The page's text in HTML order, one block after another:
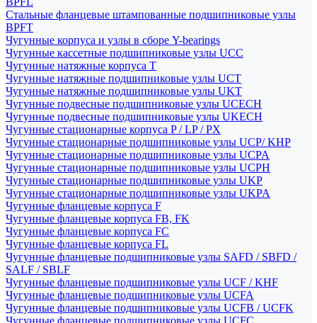
Стальные фланцевые штампованные подшипниковые узлы
BPFT
Чугунные корпуса и узлы в сборе Y-bearings
Чугунные кассетные подшипниковые узлы UCC
Чугунные натяжные корпуса T
Чугунные натяжные подшипниковые узлы UCT
Чугунные натяжные подшипниковые узлы UKT
Чугунные подвесные подшипниковые узлы UCECH
Чугунные подвесные подшипниковые узлы UKECH
Чугунные стационарные корпуса P / LP / PX
Чугунные стационарные подшипниковые узлы UCP/ KHP
Чугунные стационарные подшипниковые узлы UCPA
Чугунные стационарные подшипниковые узлы UCPH
Чугунные стационарные подшипниковые узлы UKP
Чугунные стационарные подшипниковые узлы UKPA
Чугунные фланцевые корпуса F
Чугунные фланцевые корпуса FB, FK
Чугунные фланцевые корпуса FC
Чугунные фланцевые корпуса FL
Чугунные фланцевые подшипниковые узлы SAFD / SBFD /
SALF / SBLF
Чугунные фланцевые подшипниковые узлы UCF / KHF
Чугунные фланцевые подшипниковые узлы UCFA
Чугунные фланцевые подшипниковые узлы UCFB / UCFK
Чугунные фланцевые подшипниковые узлы UCFC